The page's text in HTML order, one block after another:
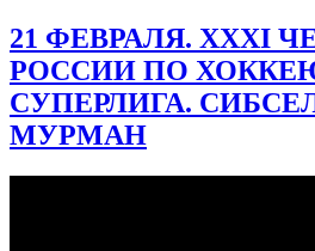
21 ФЕВРАЛЯ. XXXI
РОССИИ ПО
СУПЕРЛИГА.
МУРМАН